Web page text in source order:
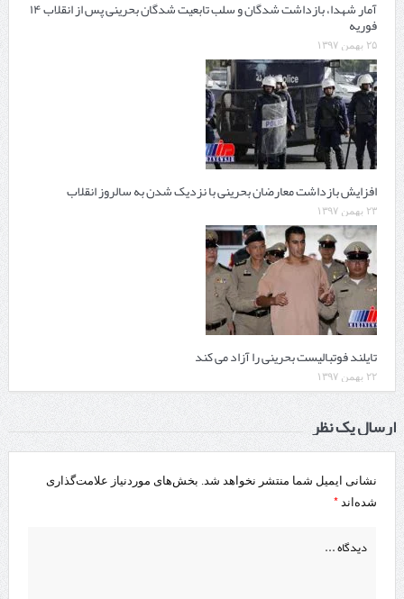
آمار شهدا، بازداشت شدگان و سلب تابعیت شدگان بحرینی پس از انقلاب ۱۴
فوریه
۲۵ بهمن ۱۳۹۷
افزایش بازداشت معارضان بحرینی با نزدیک شدن به سالروز انقلاب
۲۳ بهمن ۱۳۹۷
تایلند فوتبالیست بحرینی را آزاد می کند
۲۲ بهمن ۱۳۹۷
ارسال یک نظر
نشانی ایمیل شما منتشر نخواهد شد. بخش‌های موردنیاز علامت‌گذاری
شده‌اند *